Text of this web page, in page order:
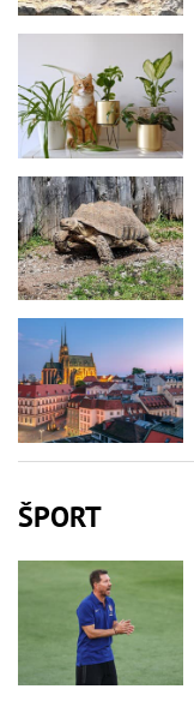
ŠPORT